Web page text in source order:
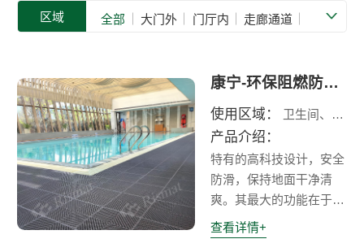
区域 全部 大门外 门厅内 走廊通道
沐浴间 露天走廊
泳池 车间厂房
健身房 休息室 其他区域
康宁-环保阻燃防滑地垫
使用区域： 卫生间、沐浴间、泳池
产品介绍：
特有的高科技设计，安全
防滑，保持地面干净清
爽。其最大的功能在于防
滑、阻燃、抗紫外线以及
强效抗菌。模块型设计不
查看详情+